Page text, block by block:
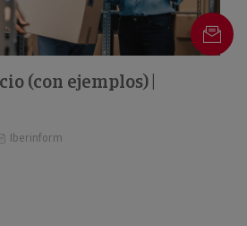
(con ejemplos) |
Iberinform